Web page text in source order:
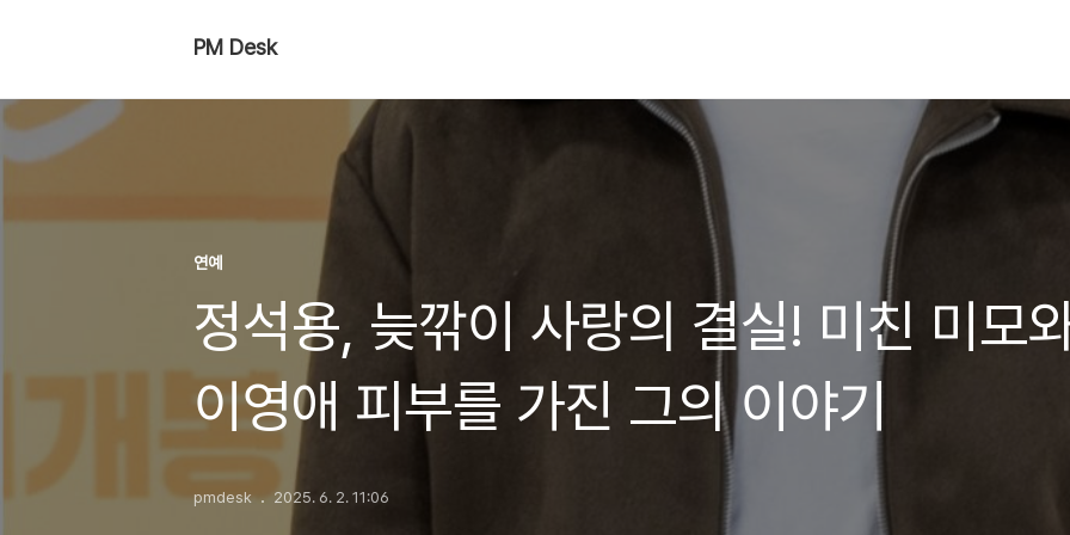
PM Desk
연예
정석용, 늦깎이 사랑의 결실! 미친 미모
이영애 피부를 가진 그의 이야기
pmdesk 2025. 6. 2. 11:06